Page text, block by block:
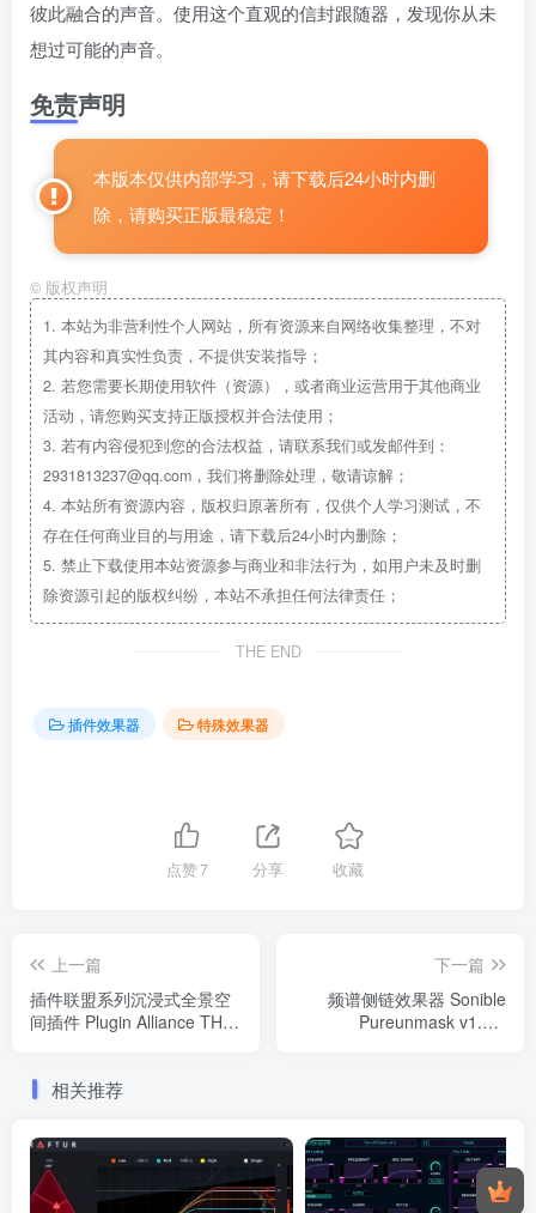
彼此融合的声音。使用这个直观的信封跟随器，发现你从未
想过可能的声音。
免责声明
本版本仅供内部学习，请下载后24小时内删
除，请购买正版最稳定！
© 版权声明
1. 本站为非营利性个人网站，所有资源来自网络收集整理，不对
其内容和真实性负责，不提供安装指导；
2. 若您需要长期使用软件（资源），或者商业运营用于其他商业
活动，请您购买支持正版授权并合法使用；
3. 若有内容侵犯到您的合法权益，请联系我们或发邮件到：
2931813237@qq.com，我们将删除处理，敬请谅解；
4. 本站所有资源内容，版权归原著所有，仅供个人学习测试，不
存在任何商业目的与用途，请下载后24小时内删除；
5. 禁止下载使用本站资源参与商业和非法行为，如用户未及时删
除资源引起的版权纠纷，本站不承担任何法律责任；
THE END
插件效果器 特殊效果器
点赞7 分享 收藏
上一篇
插件联盟系列沉浸式全景空
间插件 Plugin Alliance THX
下一篇
频谱侧链效果器 Sonible
Pureunmask v1.0.0
相关推荐